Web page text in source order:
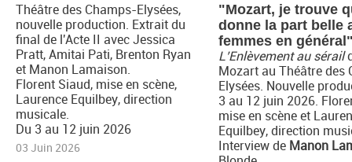
Théâtre des Champs-Elysées,
nouvelle production. Extrait du
final de l'Acte II avec Jessica
Pratt, Amitai Pati, Brenton Ryan
et Manon Lamaison.
Florent Siaud, mise en scène,
Laurence Equilbey, direction
musicale.
Du 3 au 12 juin 2026
03 Juin 2026
"Mozart, je trouve
donne la part belle
femmes en
L’Enlèvement au sérail
Mozart au Théâtre des
Elysées. Nouvelle
3 au 12 juin 2026.
mise en scène et
Equilbey, direction
Interview de Manon